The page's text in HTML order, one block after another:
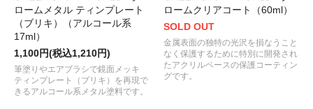
ロームメタル ティンプレート
（ブリキ）（アルコール系
17ml）
1,100円(税込1,210円)
筆塗りやエアブラシで鏡面メッキ
ティンプレート（ブリキ）を再現で
きるアルコール系メタル塗料です。
ロームクリアコート（60ml）
SOLD OUT
金属表面の独特の光沢を損なうこと
なく保護するために特別に開発され
たアクリルベースの保護コーティン
グです。